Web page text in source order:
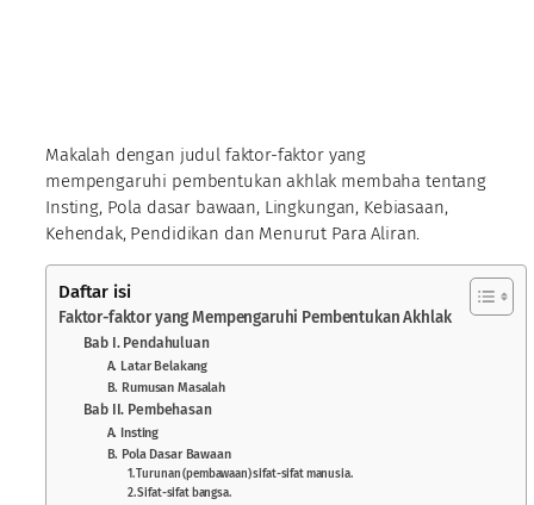
Makalah dengan judul faktor-faktor yang
mempengaruhi pembentukan akhlak membaha tentang
Insting, Pola dasar bawaan, Lingkungan, Kebiasaan,
Kehendak, Pendidikan dan Menurut Para Aliran.
Daftar isi
Faktor-faktor yang Mempengaruhi Pembentukan Akhlak
Bab I. Pendahuluan
A. Latar Belakang
B. Rumusan Masalah
Bab II. Pembehasan
A. Insting
B. Pola Dasar Bawaan
1. Turunan (pembawaan) sifat-sifat manusia.
2. Sifat-sifat bangsa.